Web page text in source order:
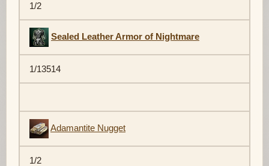
1/2
Sealed Leather Armor of Nightmare
1/13514
Adamantite Nugget
1/2